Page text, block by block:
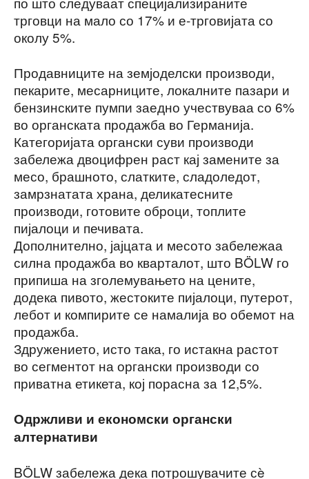
трговци на мало со 17% и е-трговијата со
околу 5%.
Продавниците на земјоделски производи,
пекарите, месарниците, локалните пазари и
бензинските пумпи заедно учествуваа со 6%
во органската продажба во Германија.
Категоријата органски суви производи
забележа двоцифрен раст кај замените за
месо, брашното, слатките, сладоледот,
замрзнатата храна, деликатесните
производи, готовите оброци, топлите
пијалоци и печивата.
Дополнително, јајцата и месото забележаа
силна продажба во кварталот, што BÖLW го
припиша на зголемувањето на цените,
додека пивото, жестоките пијалоци, путерот,
лебот и компирите се намалија во обемот на
продажба.
Здружението, исто така, го истакна растот
во сегментот на органски производи со
приватна етикета, кој порасна за 12,5%.
Одржливи и економски органски
алтернативи
BÖLW забележа дека потрошувачите сè